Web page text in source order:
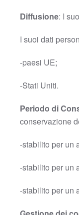
Diffusione: I
I suoi dati
-paesi UE;
-Stati Uniti.
Periodo di
conservazione
-stabilito per un
-stabilito per un
-stabilito per un